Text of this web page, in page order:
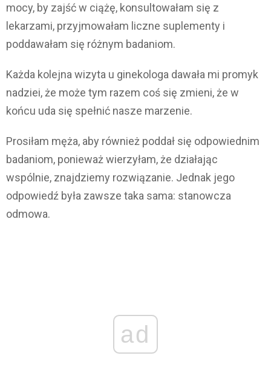
mocy, by zajść w ciążę, konsultowałam się z
lekarzami, przyjmowałam liczne suplementy i
poddawałam się różnym badaniom.
Każda kolejna wizyta u ginekologa dawała mi promyk
nadziei, że może tym razem coś się zmieni, że w
końcu uda się spełnić nasze marzenie.
Prosiłam męża, aby również poddał się odpowiednim
badaniom, ponieważ wierzyłam, że działając
wspólnie, znajdziemy rozwiązanie. Jednak jego
odpowiedź była zawsze taka sama: stanowcza
odmowa.
ad